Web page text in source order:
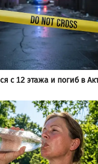
с 12 этажа и погиб в